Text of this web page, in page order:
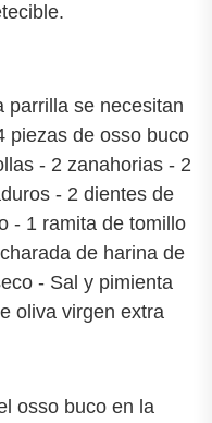
parrilla se necesitan
piezas de osso buco
- 2 zanahorias - 2
- 2 dientes de
- 1 ramita de tomillo
de harina de
- Sal y pimienta
oliva virgen extra
osso buco en la